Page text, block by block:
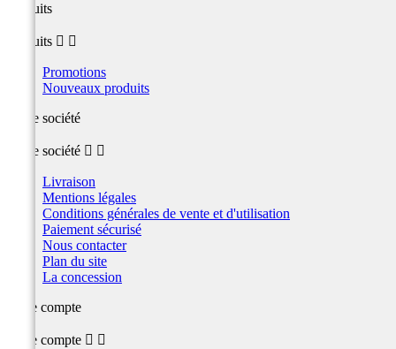
produits
produits  
Promotions
Nouveaux produits
Notre société
Notre société  
Livraison
Mentions légales
Conditions générales de vente et d'utilisation
Paiement sécurisé
Nous contacter
Plan du site
La concession
Votre compte
Votre compte  